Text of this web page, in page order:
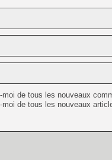
moi de tous les nouveaux
moi de tous les nouveaux